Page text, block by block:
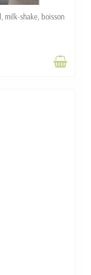
milk-shake, boisson